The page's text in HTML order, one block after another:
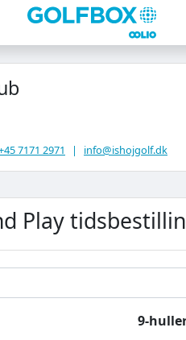
7171 2971 | info@ishojgolf.dk
Play
9-